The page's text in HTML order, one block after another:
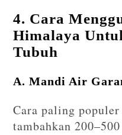
4. Cara
Himalaya
Tubuh
A. Mandi Air
Cara paling populer
tambahkan